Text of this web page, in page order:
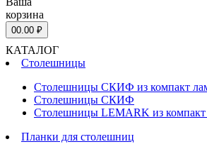
корзина
00.00 ₽
КАТАЛОГ
Столешницы
Столешницы СКИФ из компакт
Столешницы СКИФ
Столешницы LEMARK из компакт
Планки для столешниц